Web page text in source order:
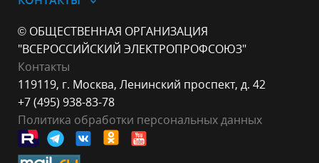
© ОБЩЕСТВЕННАЯ ОРГАНИЗАЦИЯ
"ВСЕРОССИЙСКИЙ ЭЛЕКТРОПРОФСОЮЗ"
Контакты
119119, г. Москва, Ленинский проспект, д. 42
+7 (495) 938-83-78
Политика обработки персональных данных